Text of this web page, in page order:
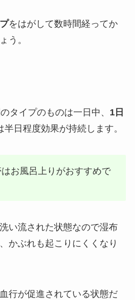
をはがして数時間経ってか
う。
のタイプのものは一日中、 1日
日程度効果が持続します。
お風呂上りがおすすめで
い流された状態なので湿布
かぶれも起こりにくくなり
行が促進されている状態だ